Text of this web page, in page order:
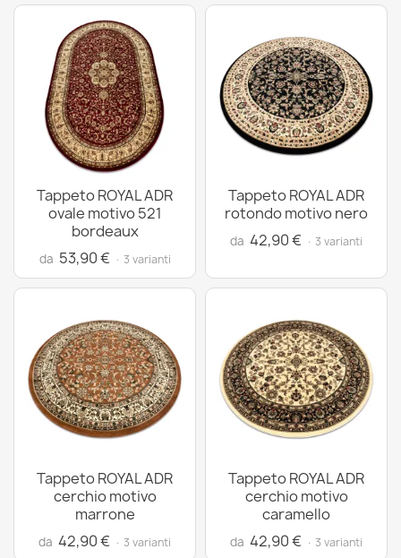
Tappeto ROYAL ADR
ovale motivo 521
bordeaux
da 53,90 € · 3 varianti
Tappeto ROYAL ADR
rotondo motivo nero
da 42,90 € · 3 varianti
Tappeto ROYAL ADR
cerchio motivo
marrone
da 42,90 € · 3 varianti
Tappeto ROYAL ADR
cerchio motivo
caramello
da 42,90 € · 3 varianti